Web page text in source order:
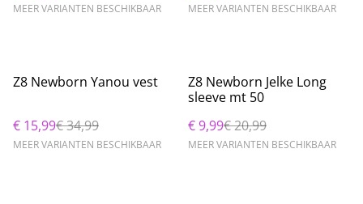
MEER VARIANTEN BESCHIKBAAR MEER VARIANTEN BESCHIKBAAR
%
Z8 Newborn Yanou vest
€ 15,99€ 34,99
MEER VARIANTEN BESCHIKBAAR
%
Z8 Newborn Jelke Long
sleeve mt 50
€ 9,99€ 20,99
MEER VARIANTEN BESCHIKBAAR